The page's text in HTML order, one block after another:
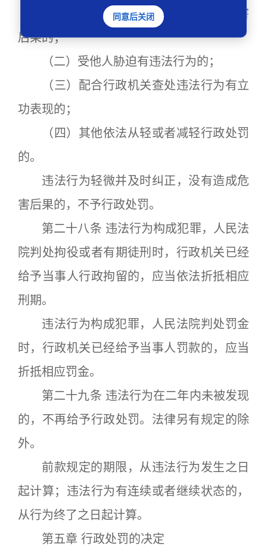
（一）主动消除或者减轻违法行为危害
后果的；
（二）受他人胁迫有违法行为的；
（三）配合行政机关查处违法行为有立
功表现的；
（四）其他依法从轻或者减轻行政处罚
的。
违法行为轻微并及时纠正，没有造成危
害后果的，不予行政处罚。
第二十八条 违法行为构成犯罪，人民法
院判处拘役或者有期徒刑时，行政机关已经
给予当事人行政拘留的，应当依法折抵相应
刑期。
违法行为构成犯罪，人民法院判处罚金
时，行政机关已经给予当事人罚款的，应当
折抵相应罚金。
第二十九条 违法行为在二年内未被发现
的，不再给予行政处罚。法律另有规定的除
外。
前款规定的期限，从违法行为发生之日
起计算；违法行为有连续或者继续状态的，
从行为终了之日起计算。
第五章 行政处罚的决定
同意后关闭